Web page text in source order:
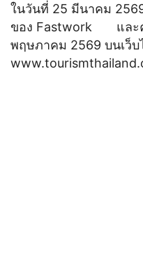
ในวันที่ 25 มีนาคม
ของ Fastwork และค
พฤษภาคม 2569 บนเว็บ